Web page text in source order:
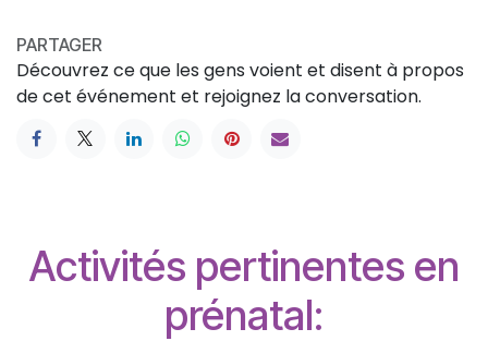
PARTAGER
Découvrez ce que les gens voient et disent à propos
de cet événement et rejoignez la conversation.
Activités pertinentes en
prénatal: